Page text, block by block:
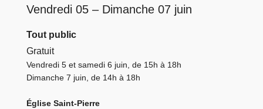
Vendredi 05 – Dimanche 07 juin
Tout public
Gratuit
Vendredi 5 et samedi 6 juin, de 15h à 18h
Dimanche 7 juin, de 14h à 18h
Église Saint-Pierre